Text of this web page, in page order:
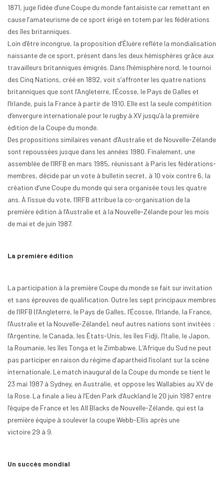
1871, juge l’idée d’une Coupe du monde fantaisiste car remettant en
cause l’amateurisme de ce sport érigé en totem par les fédérations
des îles britanniques.
Loin d’être incongrue, la proposition d’Éluère reflète la mondialisation
naissante de ce sport, présent dans les deux hémisphères grâce aux
travailleurs britanniques émigrés. Dans l’hémisphère nord, le tournoi
des Cinq Nations, créé en 1892, voit s’affronter les quatre nations
britanniques que sont l’Angleterre, l’Écosse, le Pays de Galles et
l’Irlande, puis la France à partir de 1910. Elle est la seule compétition
d’envergure internationale pour le rugby à XV jusqu’à la première
édition de la Coupe du monde.
Des propositions similaires venant d’Australie et de Nouvelle-Zélande
sont repoussées jusque dans les années 1980. Finalement, une
assemblée de l’IRFB en mars 1985, réunissant à Paris les fédérations-
membres, décide par un vote à bulletin secret, à 10 voix contre 6, la
création d’une Coupe du monde qui sera organisée tous les quatre
ans. À l’issue du vote, l’IRFB attribue la co-organisation de la
première édition à l’Australie et à la Nouvelle-Zélande pour les mois
de mai et de juin 1987.
La première édition
La participation à la première Coupe du monde se fait sur invitation
et sans épreuves de qualification. Outre les sept principaux membres
de l’IRFB (l’Angleterre, le Pays de Galles, l’Écosse, l’Irlande, la France,
l’Australie et la Nouvelle-Zélande), neuf autres nations sont invitées :
l’Argentine, le Canada, les États-Unis, les îles Fidji, l’Italie, le Japon,
la Roumanie, les îles Tonga et le Zimbabwe. L’Afrique du Sud ne peut
pas participer en raison du régime d’apartheid l’isolant sur la scène
internationale. Le match inaugural de la Coupe du monde se tient le
23 mai 1987 à Sydney, en Australie, et oppose les Wallabies au XV de
la Rose. La finale a lieu à l’Eden Park d’Auckland le 20 juin 1987 entre
l’équipe de France et les All Blacks de Nouvelle-Zélande, qui est la
première équipe à soulever la coupe Webb-Ellis après une
victoire 29 à 9.
Un succès mondial